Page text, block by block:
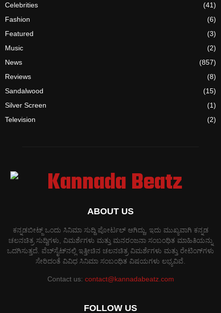
Celebrities
(41)
Fashion
(6)
Featured
(3)
Music
(2)
News
(857)
Reviews
(8)
Sandalwood
(15)
Silver Screen
(1)
Television
(2)
ABOUT US
ಕನ್ನಡಬೀಟ್ಜ್ ಒಂದು ಸಿನಿಮಾ ಸುದ್ದಿ ಪೋರ್ಟಲ್ ಆಗಿದ್ದು, ಇದು ಮುಖ್ಯವಾಗಿ ಕನ್ನಡ
ಚಲನಚಿತ್ರ ಸುದ್ದಿಗಳು, ವಿಮರ್ಶೆಗಳು ಮತ್ತು ಮನರಂಜನಾ ಸಂಬಂಧಿತ ಮಾಹಿತಿಯನ್ನು
ಒದಗಿಸುತ್ತದೆ. ವೆಬ್‌ಸೈಟ್‌ನಲ್ಲಿ ಇತ್ತೀಚಿನ ಚಲನಚಿತ್ರ ವಿಮರ್ಶೆಗಳು ಮತ್ತು ರೇಟಿಂಗ್‌ಗಳು
ಸೇರಿದಂತೆ ವಿವಿಧ ಸಿನಿಮಾ ಸಂಬಂಧಿತ ವಿಷಯಗಳು ಲಭ್ಯವಿವೆ.
Contact us: contact@kannadabeatz.com
FOLLOW US